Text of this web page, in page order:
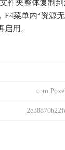
件夹整体复制
F4菜单内“资源
用。